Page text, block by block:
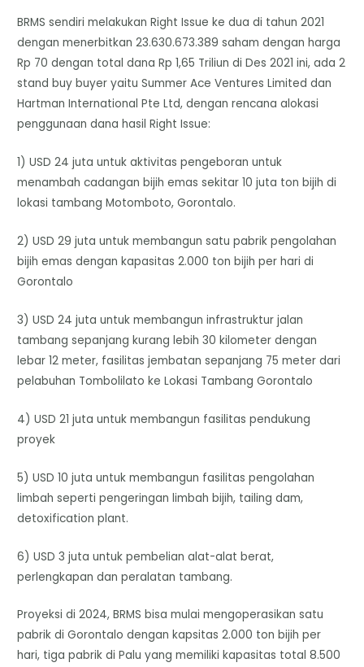
BRMS sendiri melakukan Right Issue ke dua di tahun 2021
dengan menerbitkan 23.630.673.389 saham dengan harga
Rp 70 dengan total dana Rp 1,65 Triliun di Des 2021 ini, ada 2
stand buy buyer yaitu Summer Ace Ventures Limited dan
Hartman International Pte Ltd, dengan rencana alokasi
penggunaan dana hasil Right Issue:
1) USD 24 juta untuk aktivitas pengeboran untuk
menambah cadangan bijih emas sekitar 10 juta ton bijih di
lokasi tambang Motomboto, Gorontalo.
2) USD 29 juta untuk membangun satu pabrik pengolahan
bijih emas dengan kapasitas 2.000 ton bijih per hari di
Gorontalo
3) USD 24 juta untuk membangun infrastruktur jalan
tambang sepanjang kurang lebih 30 kilometer dengan
lebar 12 meter, fasilitas jembatan sepanjang 75 meter dari
pelabuhan Tombolilato ke Lokasi Tambang Gorontalo
4) USD 21 juta untuk membangun fasilitas pendukung
proyek
5) USD 10 juta untuk membangun fasilitas pengolahan
limbah seperti pengeringan limbah bijih, tailing dam,
detoxification plant.
6) USD 3 juta untuk pembelian alat-alat berat,
perlengkapan dan peralatan tambang.
Proyeksi di 2024, BRMS bisa mulai mengoperasikan satu
pabrik di Gorontalo dengan kapsitas 2.000 ton bijih per
hari, tiga pabrik di Palu yang memiliki kapasitas total 8.500